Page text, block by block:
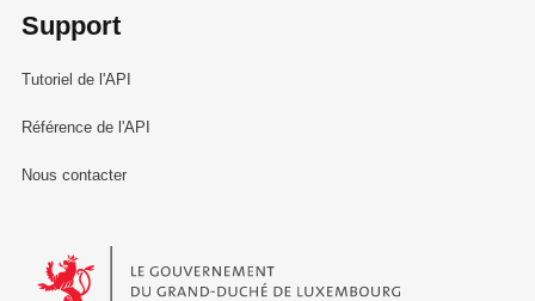
Support
Tutoriel de l'API
Référence de l'API
Nous contacter
Le Gouvernement du Grand-Duché de Luxembourg - Service